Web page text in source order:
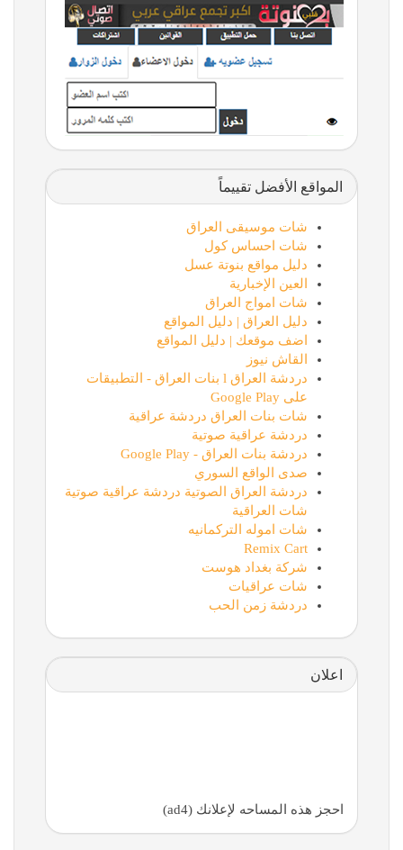
المواقع الأفضل تقييماً
شات موسيقى العراق
شات احساس كول
دليل مواقع بنوتة عسل
العين الإخبارية
شات امواج العراق
دليل العراق | دليل المواقع
اضف موقعك | دليل المواقع
القاش نيوز
دردشة العراق l بنات العراق - التطبيقات
على Google Play
شات بنات العراق دردشة عراقية
دردشة عراقية صوتية
دردشة بنات العراق - Google Play
صدى الواقع السوري
دردشة العراق الصوتية دردشة عراقية صوتية
شات العراقية
شات اموله التركمانيه
Remix Cart
شركة بغداد هوست
شات عراقيات
دردشة زمن الحب
اعلان
احجز هذه المساحه لإعلانك (ad4)